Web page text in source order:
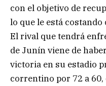
con el objetivo de
lo que le está
El rival que tendrá
de Junín viene de
victoria en su estadio
correntino por 72 a